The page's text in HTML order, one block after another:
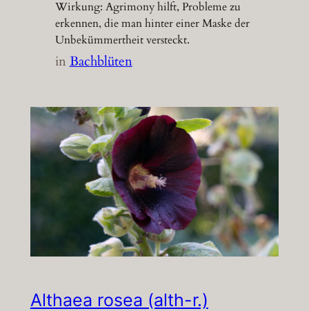
Wirkung: Agrimony hilft, Probleme zu
erkennen, die man hinter einer Maske der
Unbekümmertheit versteckt.
inBachblüten
Althaea rosea (alth-r.)